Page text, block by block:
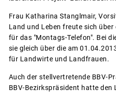
Frau Katharina Stanglmair,
Land und Leben freute sich über
für das "Montags-Telefon". Bei
sie gleich über die am
für Landwirte und Landfrauen.
Auch der stellvertretende BBV-
BBV-Bezirkspräsident hatte den